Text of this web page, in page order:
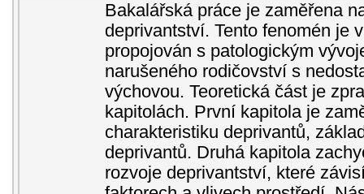
Bakalářská práce je zaměřena
deprivantství. Tento fenomén je
propojován s patologickým
narušeného rodičovství s
výchovou. Teoretická část je
kapitolách. První kapitola je
charakteristiku deprivantů,
deprivantů. Druhá kapitola
rozvoje deprivantství, které